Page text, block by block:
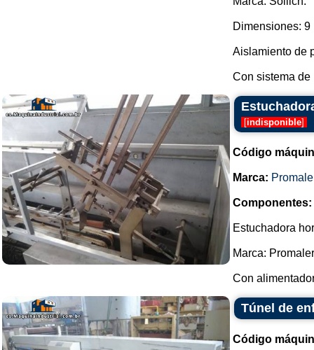
Dimensiones: 9
Aislamiento de
Con sistema de
[indisponible]
Código
Marca:
Componentes:
Estuchadora
Marca:
Con
Túnel de
Código